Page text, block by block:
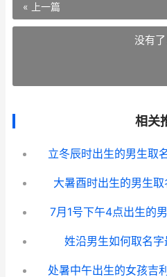
« 上一篇
没有了
相关
大暑酉时出生的男生
7月1号下午4点出生的
姓沿男生如何取名